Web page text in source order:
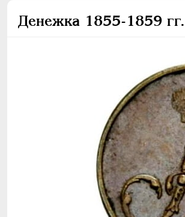
Денежка 1855-1859